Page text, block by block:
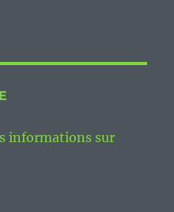
informations sur